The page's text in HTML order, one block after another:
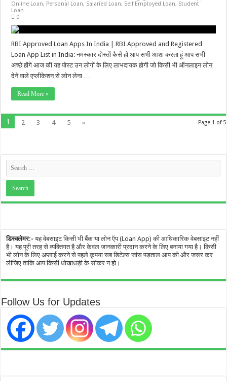
Online Loan, Personal Loan, Salaried Loan, Self Employed Loan, Student
Loan
0
RBI Approved Loan Apps In India | RBI Approved and Registered
Loan App List in India: नमस्कार दोस्तों कैसे हो आप सभी आशा करता हूं आप सभी
अच्छे होंगे आज की यह पोस्ट उन लोगों के लिए लाभदायक होगी जो किसी भी ऑनलाइन लोन
देने वाले एप्लीकेशन से लोन लेना …
Read More »
Page 1 of 5
1 2 3 4 5 »
डिस्क्लेमर:- यह वेबसाइट किसी भी बैंक या लोन ऍप (Loan App) की आधिकारिक वेबसाइट नहीं
है। यह पूरी तरह से व्यक्तिगत है और केवल जानकारी प्रदान करने के लिए बनाया गया है। किसी
भी लोन के लिए अप्लाई करने से पहले कृपया सब डिटेल्स जांस पड़ताल आप की और जरूर कर
लीजिए ताकि आप किसी धोखाधड़ी के सीकर न हो।
Follow Us for Updates